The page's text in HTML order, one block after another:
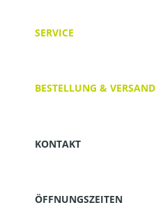
SERVICE
BESTELLUNG & VERSAND
KONTAKT
ÖFFNUNGSZEITEN